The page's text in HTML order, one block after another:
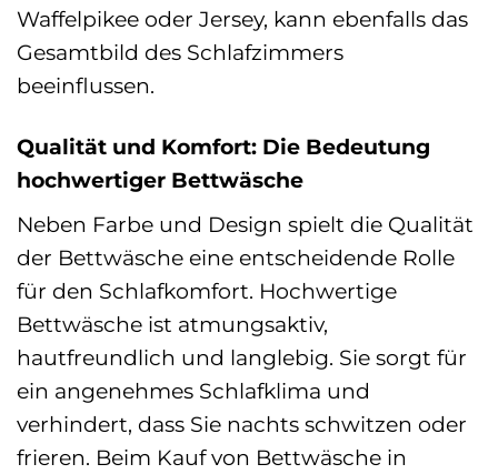
Waffelpikee oder Jersey, kann ebenfalls das
Gesamtbild des Schlafzimmers
beeinflussen.
Qualität und Komfort: Die Bedeutung
hochwertiger Bettwäsche
Neben Farbe und Design spielt die Qualität
der Bettwäsche eine entscheidende Rolle
für den Schlafkomfort. Hochwertige
Bettwäsche ist atmungsaktiv,
hautfreundlich und langlebig. Sie sorgt für
ein angenehmes Schlafklima und
verhindert, dass Sie nachts schwitzen oder
frieren. Beim Kauf von Bettwäsche in